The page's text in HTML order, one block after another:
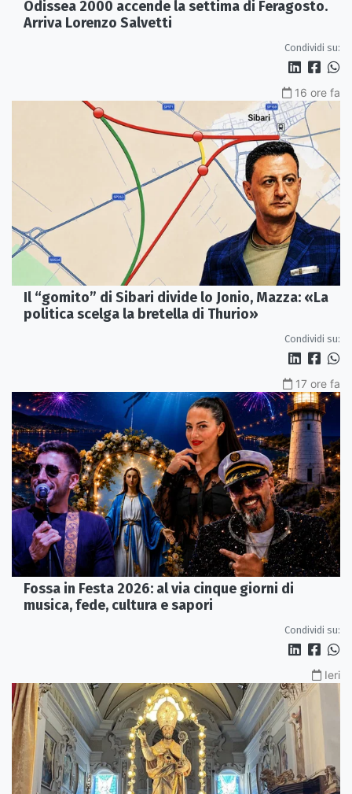
Odissea 2000 accende la settima di Feragosto.
Arriva Lorenzo Salvetti
Condividi su:
16 ore fa
Il “gomito” di Sibari divide lo Jonio, Mazza: «La
politica scelga la bretella di Thurio»
Condividi su:
17 ore fa
Fossa in Festa 2026: al via cinque giorni di
musica, fede, cultura e sapori
Condividi su:
Ieri